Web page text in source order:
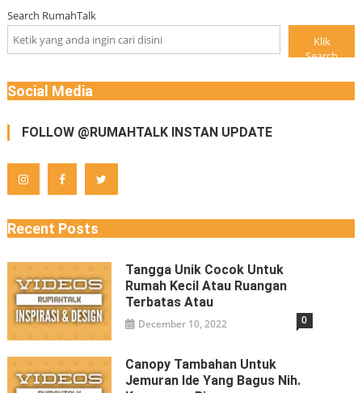
Search RumahTalk
Klik
Search
Social Media
FOLLOW @RUMAHTALK INSTAN UPDATE
Recent Posts
Tangga Unik Cocok Untuk
Rumah Kecil Atau Ruangan
Terbatas Atau
December 10, 2022 0
Canopy Tambahan Untuk
Jemuran Ide Yang Bagus Nih.